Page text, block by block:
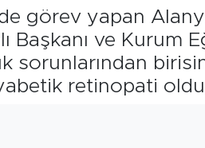
görev yapan
Başkanı ve
sorunlarından
retinopati